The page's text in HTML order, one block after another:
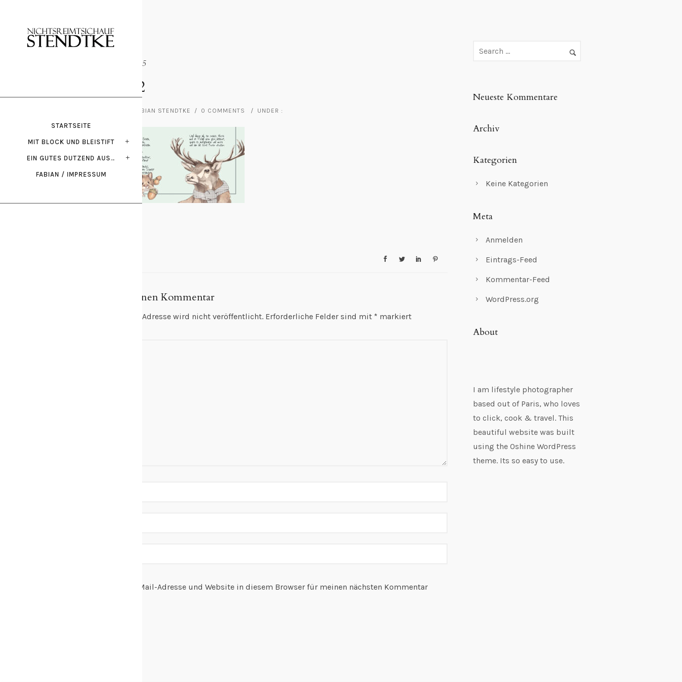
STARTSEITE
MIT BLOCK UND BLEISTIFT
EIN GUTES DUTZEND AUS…
FABIAN / IMPRESSUM
Februar 20, 2025
Innen_2
POSTED BY : FABIAN STENDTKE / 0 COMMENTS / UNDER :
Schreibe einen Kommentar
Deine E-Mail-Adresse wird nicht veröffentlicht. Erforderliche Felder sind mit * markiert
Name, E-Mail-Adresse und Website in diesem Browser für meinen nächsten Kommentar
Neueste Kommentare
Archiv
Kategorien
Keine Kategorien
Meta
Anmelden
Eintrags-Feed
Kommentar-Feed
WordPress.org
About
I am lifestyle photographer
based out of Paris, who loves
to click, cook & travel. This
beautiful website was built
using the Oshine WordPress
theme. Its so easy to use.